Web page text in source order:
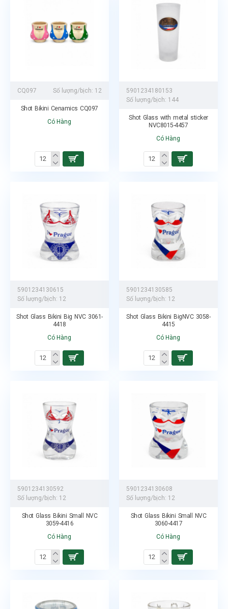
CQ097 Số lượng/bịch: 12
Shot Bikini Cenamics CQ097
Có Hàng
5901234180153
Số lượng/bịch: 144
Shot Glass with metal sticker
NVC8015-4457
Có Hàng
5901234130615
Số lượng/bịch: 12
Shot Glass Bikini Big NVC 3061-
4418
Có Hàng
5901234130585
Số lượng/bịch: 12
Shot Glass Bikini BigNVC 3058-
4415
Có Hàng
5901234130592
Số lượng/bịch: 12
Shot Glass Bikini Small NVC
3059-4416
Có Hàng
5901234130608
Số lượng/bịch: 12
Shot Glass Bikini Small NVC
3060-4417
Có Hàng